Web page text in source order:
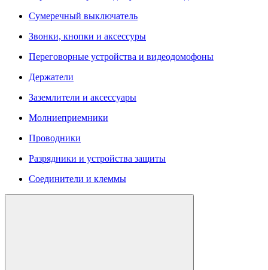
Сумеречный выключатель
Звонки, кнопки и аксессуры
Переговорные устройства и видеодомофоны
Держатели
Заземлители и аксессуары
Молниеприемники
Проводники
Разрядники и устройства защиты
Соединители и клеммы